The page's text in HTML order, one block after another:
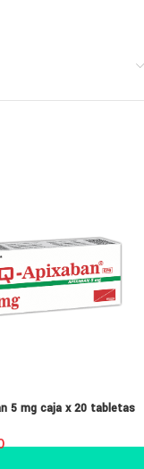
5 mg caja x 20 tabletas